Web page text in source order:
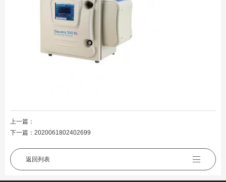
上一篇：
下一篇： 2020061802402699
返回列表